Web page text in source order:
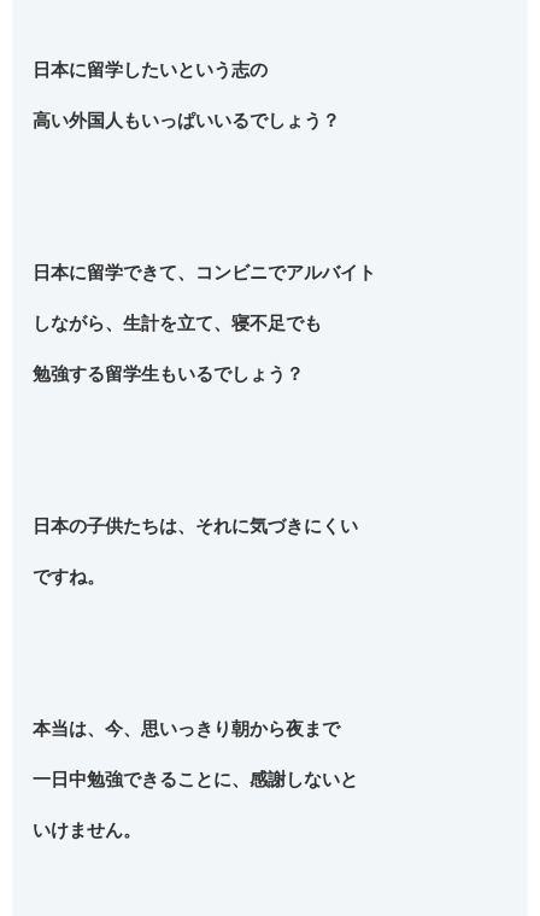
日本に留学したいという志の
高い外国人もいっぱいいるでしょう？
日本に留学できて、コンビニでアルバイト
しながら、生計を立て、寝不足でも
勉強する留学生もいるでしょう？
日本の子供たちは、それに気づきにくい
ですね。
本当は、今、思いっきり朝から夜まで
一日中勉強できることに、感謝しないと
いけません。